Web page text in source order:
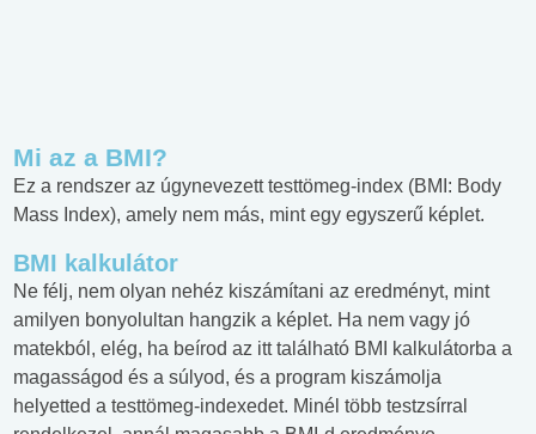
Mi az a BMI?
Ez a rendszer az úgynevezett testtömeg-index (BMI: Body
Mass Index), amely nem más, mint egy egyszerű képlet.
BMI kalkulátor
Ne félj, nem olyan nehéz kiszámítani az eredményt, mint
amilyen bonyolultan hangzik a képlet. Ha nem vagy jó
matekból, elég, ha beírod az itt található BMI kalkulátorba a
magasságod és a súlyod, és a program kiszámolja
helyetted a testtömeg-indexedet. Minél több testzsírral